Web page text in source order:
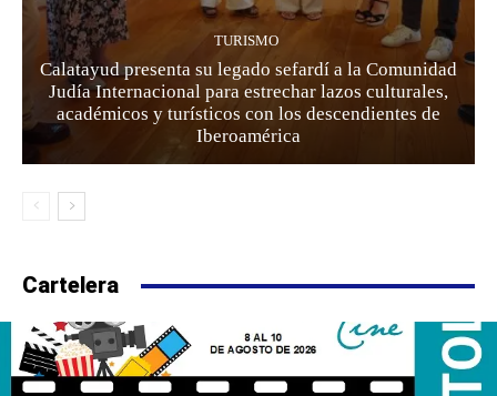
TURISMO
Calatayud presenta su legado sefardí a la Comunidad
Judía Internacional para estrechar lazos culturales,
académicos y turísticos con los descendientes de
Iberoamérica
Cartelera